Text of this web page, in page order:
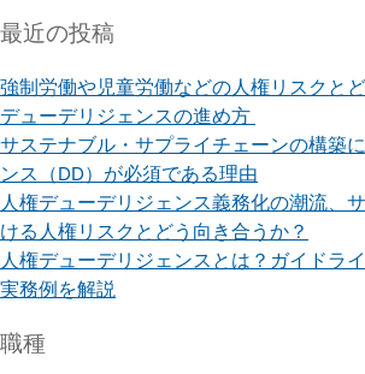
最近の投稿
強制労働や児童労働などの人権リスクと
デューデリジェンスの進め方
サステナブル・サプライチェーンの構築
ンス（DD）が必須である理由
人権デューデリジェンス義務化の潮流、
ける人権リスクとどう向き合うか？
人権デューデリジェンスとは？ガイドラ
実務例を解説
職種